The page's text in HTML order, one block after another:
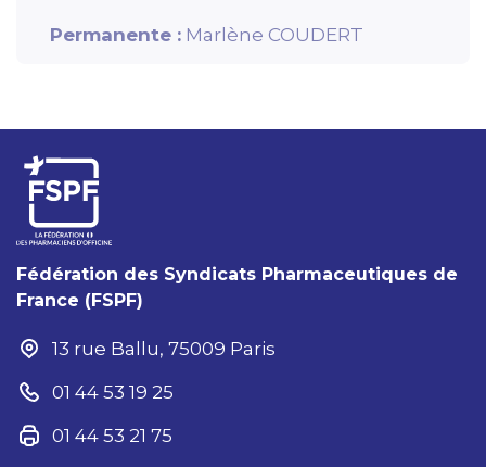
Permanente : Marlène COUDERT
Fédération des Syndicats Pharmaceutiques de
France (FSPF)
13 rue Ballu, 75009 Paris
01 44 53 19 25
01 44 53 21 75